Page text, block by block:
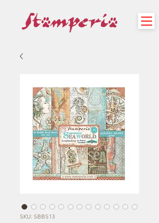
SKU: SBBS13